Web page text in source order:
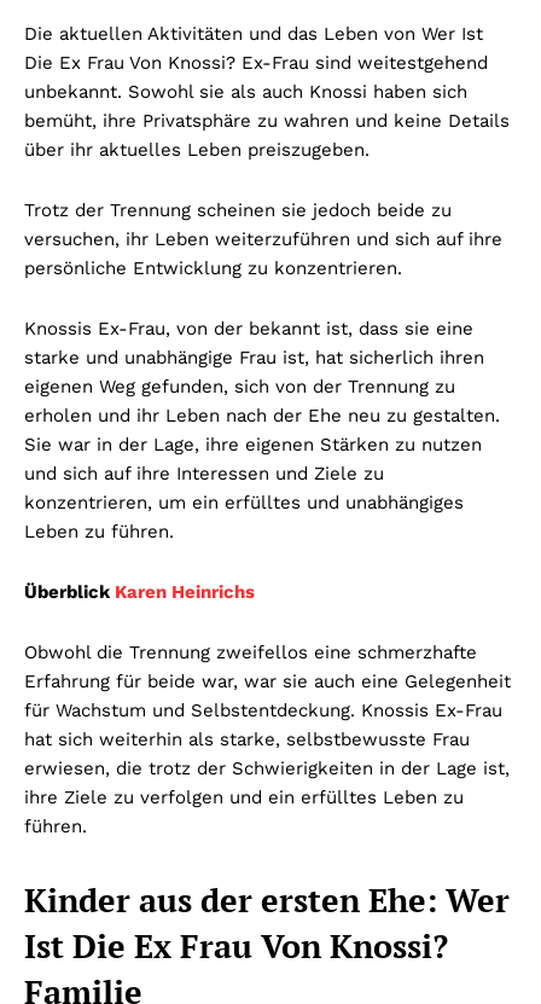
Die aktuellen Aktivitäten und das Leben von Wer Ist
Die Ex Frau Von Knossi? Ex-Frau sind weitestgehend
unbekannt. Sowohl sie als auch Knossi haben sich
bemüht, ihre Privatsphäre zu wahren und keine Details
über ihr aktuelles Leben preiszugeben.
Trotz der Trennung scheinen sie jedoch beide zu
versuchen, ihr Leben weiterzuführen und sich auf ihre
persönliche Entwicklung zu konzentrieren.
Knossis Ex-Frau, von der bekannt ist, dass sie eine
starke und unabhängige Frau ist, hat sicherlich ihren
eigenen Weg gefunden, sich von der Trennung zu
erholen und ihr Leben nach der Ehe neu zu gestalten.
Sie war in der Lage, ihre eigenen Stärken zu nutzen
und sich auf ihre Interessen und Ziele zu
konzentrieren, um ein erfülltes und unabhängiges
Leben zu führen.
Überblick Karen Heinrichs
Obwohl die Trennung zweifellos eine schmerzhafte
Erfahrung für beide war, war sie auch eine Gelegenheit
für Wachstum und Selbstentdeckung. Knossis Ex-Frau
hat sich weiterhin als starke, selbstbewusste Frau
erwiesen, die trotz der Schwierigkeiten in der Lage ist,
ihre Ziele zu verfolgen und ein erfülltes Leben zu
führen.
Kinder aus der ersten Ehe: Wer
Ist Die Ex Frau Von Knossi?
Familie